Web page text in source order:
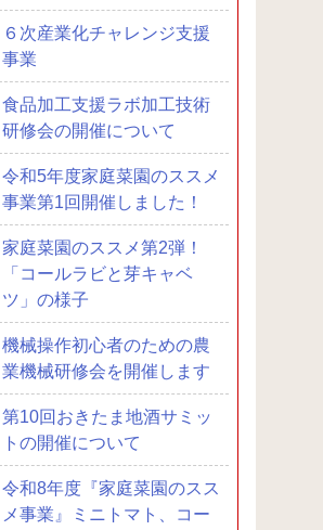
６次産業化チャレンジ支援
事業
食品加工支援ラボ加工技術
研修会の開催について
令和5年度家庭菜園のススメ
事業第1回開催しました！
家庭菜園のススメ第2弾！
「コールラビと芽キャベ
ツ」の様子
機械操作初心者のための農
業機械研修会を開催します
第10回おきたま地酒サミッ
トの開催について
令和8年度『家庭菜園のスス
メ事業』ミニトマト、コー